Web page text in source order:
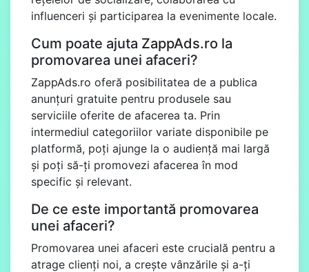
influenceri și participarea la evenimente locale.
Cum poate ajuta ZappAds.ro la
promovarea unei afaceri?
ZappAds.ro oferă posibilitatea de a publica
anunțuri gratuite pentru produsele sau
serviciile oferite de afacerea ta. Prin
intermediul categoriilor variate disponibile pe
platformă, poți ajunge la o audiență mai largă
și poți să-ți promovezi afacerea în mod
specific și relevant.
De ce este importantă promovarea
unei afaceri?
Promovarea unei afaceri este crucială pentru a
atrage clienți noi, a crește vânzările și a-ți